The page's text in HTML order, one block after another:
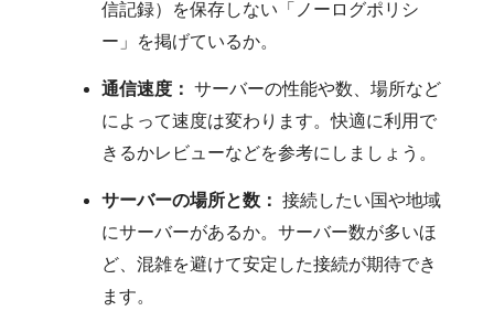
信記録）を保存しない「ノーログポリシ
ー」を掲げているか。
通信速度： サーバーの性能や数、場所など
によって速度は変わります。快適に利用で
きるかレビューなどを参考にしましょう。
サーバーの場所と数： 接続したい国や地域
にサーバーがあるか。サーバー数が多いほ
ど、混雑を避けて安定した接続が期待でき
ます。